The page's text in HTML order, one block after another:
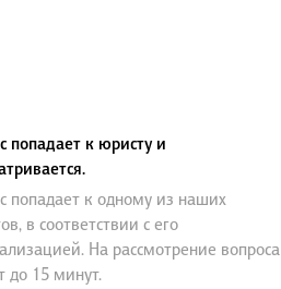
попадает к юристу и
попадает к одному из наших
в соответствии с его
На рассмотрение вопроса
до 15 минут.